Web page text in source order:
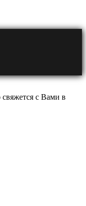
с Вами в